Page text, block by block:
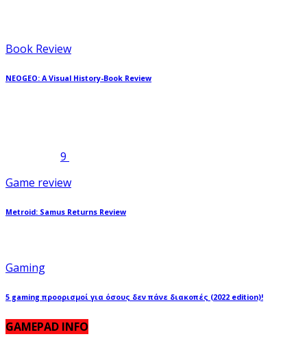
Book Review
NEOGEO: A Visual History-Book Review
9
Game review
Metroid: Samus Returns Review
Gaming
5 gaming προορισμοί για όσους δεν πάνε διακοπές (2022 edition)!
GAMEPAD INFO